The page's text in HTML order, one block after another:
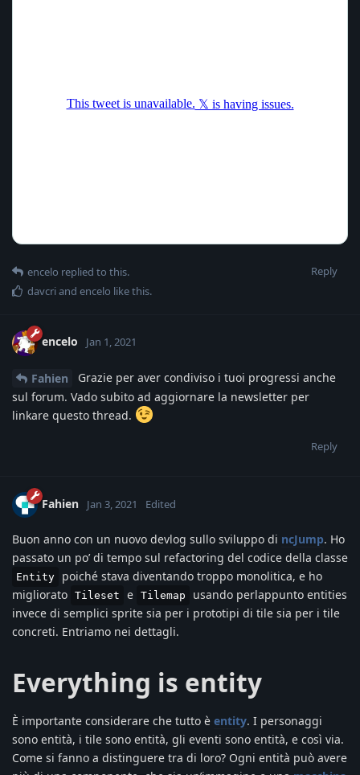
Reply
encelo replied to this.
davcriand encelo like this.
encelo Jan 1, 2021
Fahien
Grazie per aver condiviso i tuoi progressi anche
sul forum. Vado subito ad aggiornare la newsletter per
linkare questo thread.
Reply
Fahien Jan 3, 2021 Edited
Buon anno con un nuovo devlog sullo sviluppo di ncJump. Ho
passato un po’ di tempo sul refactoring del codice della classe
Entity
poiché stava diventando troppo monolitica, e ho
migliorato Tileset e Tilemap
usando perlappunto entities
invece di semplici sprite sia per i prototipi di tile sia per i tile
concreti. Entriamo nei dettagli.
Everything is entity
È importante considerare che tutto è entity. I personaggi
sono entità, i tile sono entità, gli eventi sono entità, e così via.
Come si fanno a distinguere tra di loro? Ogni entità può avere